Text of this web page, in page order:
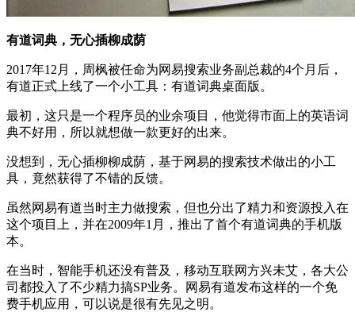
有道词典，无心插柳成荫
2017年12月，周枫被任命为网易搜索业务副总裁的4个月后，
有道正式上线了一个小工具：有道词典桌面版。
最初，这只是一个程序员的业余项目，他觉得市面上的英语词
典不好用，所以就想做一款更好的出来。
没想到，无心插柳柳成荫，基于网易的搜索技术做出的小工
具，竟然获得了不错的反馈。
虽然网易有道当时主力做搜索，但也分出了精力和资源投入在
这个项目上，并在2009年1月，推出了首个有道词典的手机版
本。
在当时，智能手机还没有普及，移动互联网方兴未艾，各大公
司都投入了不少精力搞SP业务。网易有道发布这样的一个免
费手机应用，可以说是很有先见之明。